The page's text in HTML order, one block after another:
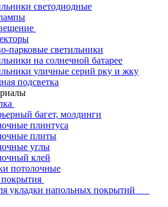
светодиодные
парковые светильники
на солнечной батарее
уличные серий рку и жку
подсветка
багет, молдинги
плинтуса
плиты
углы
клей
потолочные
укладки напольных покрытий